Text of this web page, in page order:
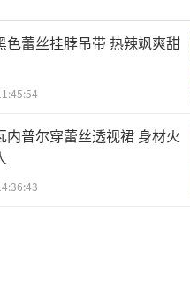
有，李劲松院士铸
导航”
生命科学研究领域
？2001年，人类基
色蕾丝挂脖吊带 热辣飒爽甜
内普尔穿蕾丝透视裙 身材火